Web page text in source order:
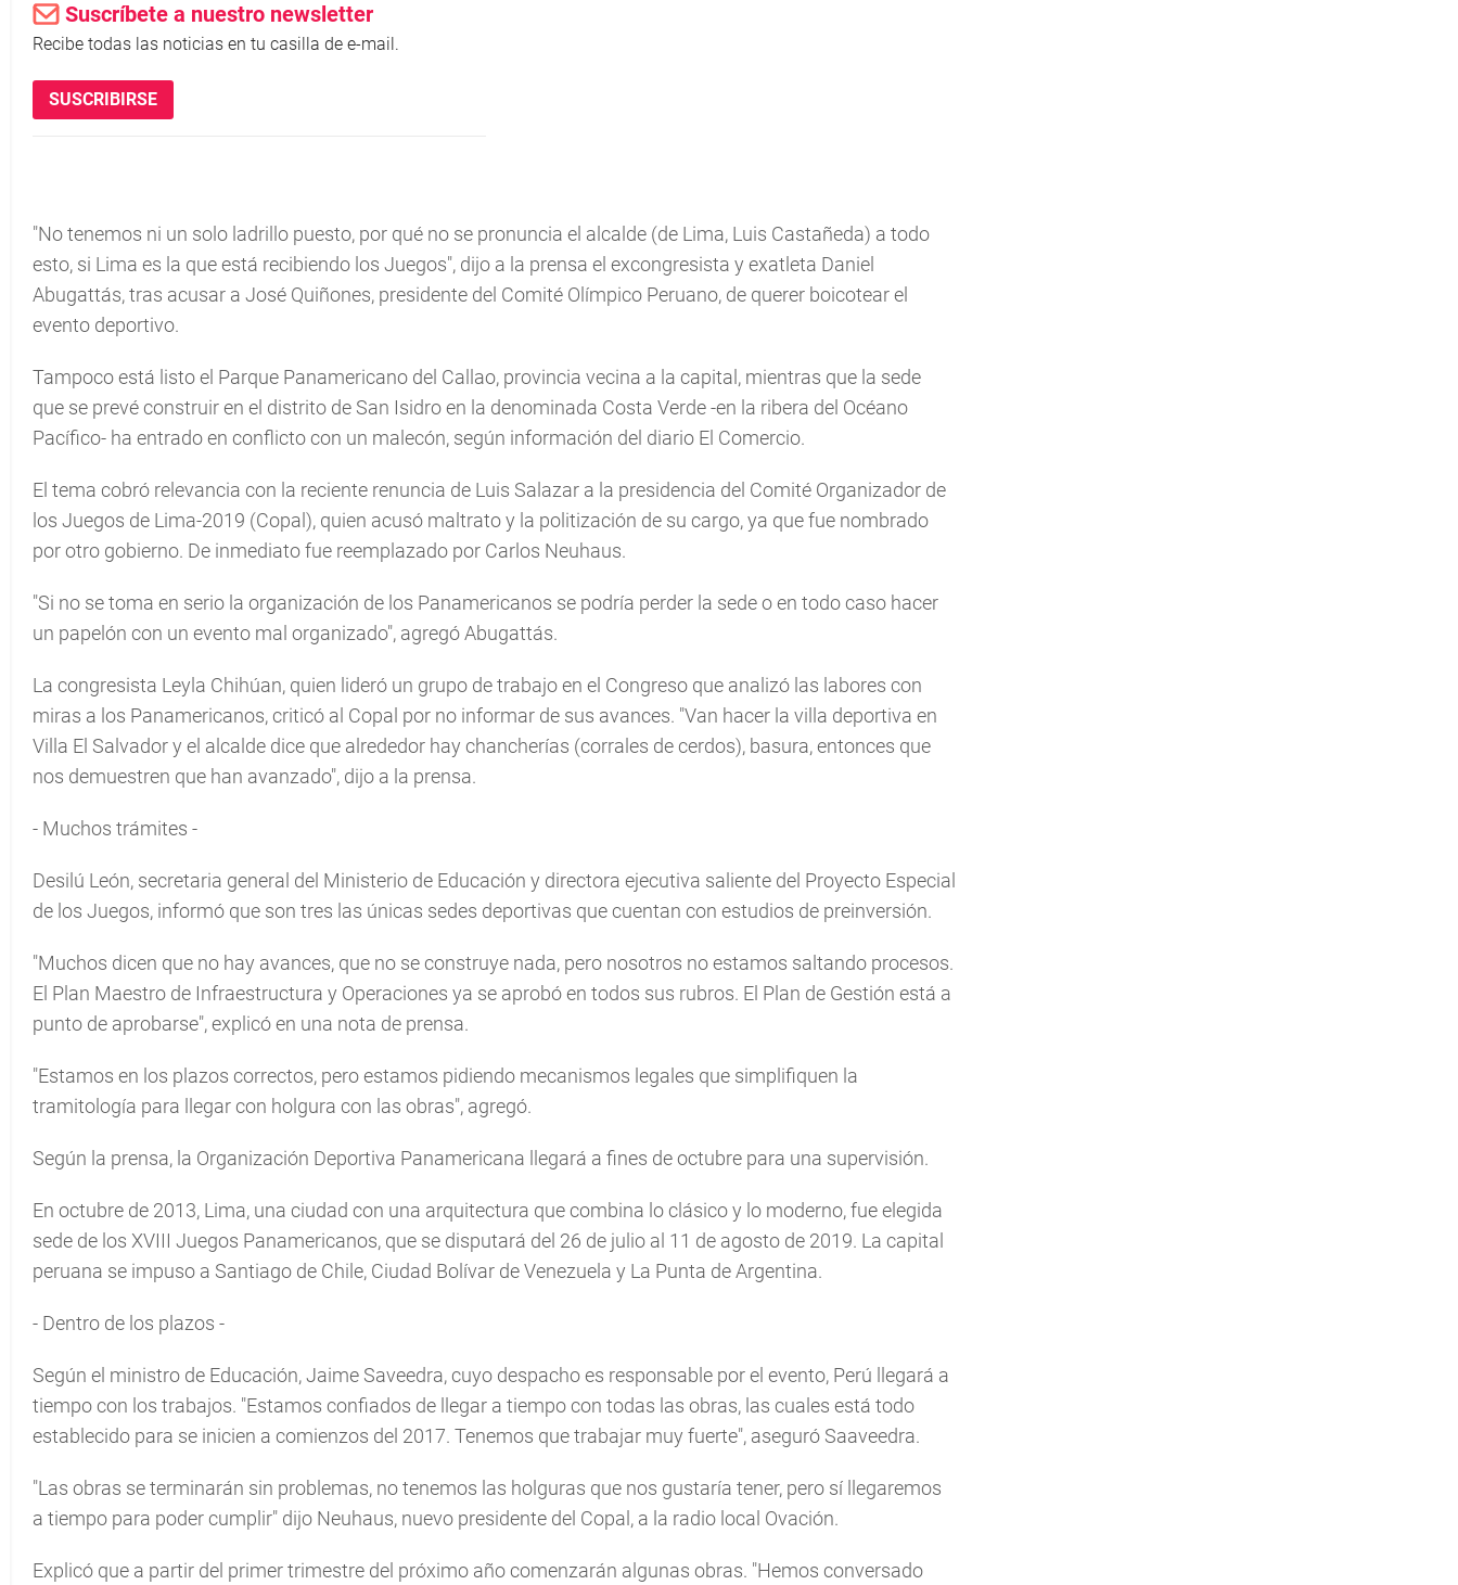
Suscríbete a nuestro newsletter
Recibe todas las noticias en tu casilla de e-mail.
SUSCRIBIRSE
"No tenemos ni un solo ladrillo puesto, por qué no se pronuncia el alcalde (de Lima, Luis Castañeda) a todo
esto, si Lima es la que está recibiendo los Juegos", dijo a la prensa el excongresista y exatleta Daniel
Abugattás, tras acusar a José Quiñones, presidente del Comité Olímpico Peruano, de querer boicotear el
evento deportivo.
Tampoco está listo el Parque Panamericano del Callao, provincia vecina a la capital, mientras que la sede
que se prevé construir en el distrito de San Isidro en la denominada Costa Verde -en la ribera del Océano
Pacífico- ha entrado en conflicto con un malecón, según información del diario El Comercio.
El tema cobró relevancia con la reciente renuncia de Luis Salazar a la presidencia del Comité Organizador de
los Juegos de Lima-2019 (Copal), quien acusó maltrato y la politización de su cargo, ya que fue nombrado
por otro gobierno. De inmediato fue reemplazado por Carlos Neuhaus.
"Si no se toma en serio la organización de los Panamericanos se podría perder la sede o en todo caso hacer
un papelón con un evento mal organizado", agregó Abugattás.
La congresista Leyla Chihúan, quien lideró un grupo de trabajo en el Congreso que analizó las labores con
miras a los Panamericanos, criticó al Copal por no informar de sus avances. "Van hacer la villa deportiva en
Villa El Salvador y el alcalde dice que alrededor hay chancherías (corrales de cerdos), basura, entonces que
nos demuestren que han avanzado", dijo a la prensa.
- Muchos trámites -
Desilú León, secretaria general del Ministerio de Educación y directora ejecutiva saliente del Proyecto Especial
de los Juegos, informó que son tres las únicas sedes deportivas que cuentan con estudios de preinversión.
"Muchos dicen que no hay avances, que no se construye nada, pero nosotros no estamos saltando procesos.
El Plan Maestro de Infraestructura y Operaciones ya se aprobó en todos sus rubros. El Plan de Gestión está a
punto de aprobarse", explicó en una nota de prensa.
"Estamos en los plazos correctos, pero estamos pidiendo mecanismos legales que simplifiquen la
tramitología para llegar con holgura con las obras", agregó.
Según la prensa, la Organización Deportiva Panamericana llegará a fines de octubre para una supervisión.
En octubre de 2013, Lima, una ciudad con una arquitectura que combina lo clásico y lo moderno, fue elegida
sede de los XVIII Juegos Panamericanos, que se disputará del 26 de julio al 11 de agosto de 2019. La capital
peruana se impuso a Santiago de Chile, Ciudad Bolívar de Venezuela y La Punta de Argentina.
- Dentro de los plazos -
Según el ministro de Educación, Jaime Saveedra, cuyo despacho es responsable por el evento, Perú llegará a
tiempo con los trabajos. "Estamos confiados de llegar a tiempo con todas las obras, las cuales está todo
establecido para se inicien a comienzos del 2017. Tenemos que trabajar muy fuerte", aseguró Saaveedra.
"Las obras se terminarán sin problemas, no tenemos las holguras que nos gustaría tener, pero sí llegaremos
a tiempo para poder cumplir" dijo Neuhaus, nuevo presidente del Copal, a la radio local Ovación.
Explicó que a partir del primer trimestre del próximo año comenzarán algunas obras. "Hemos conversado